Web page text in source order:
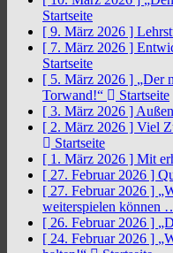
Startseite
[ 9. März 2026 ]
[ 7. März 2026 ]
Startseite
[ 5. März 2026 ] „Der
Torwand!“
Startseite
[ 3. März 2026 ]
[ 2. März 2026 ] Viel
Startseite
[ 1. März 2026 ] Mit
[ 27. Februar 2026 ]
[ 27. Februar 2026 ]
weiterspielen können
[ 26. Februar 2026 ]
[ 24. Februar 2026 ]